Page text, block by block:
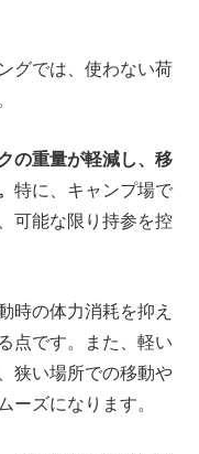
グでは、使わない荷
の重量が軽減し、移
特に、キャンプ場で
可能な限り持参を控
時の体力消耗を抑え
点です。また、軽い
狭い場所での移動や
ーズになります。